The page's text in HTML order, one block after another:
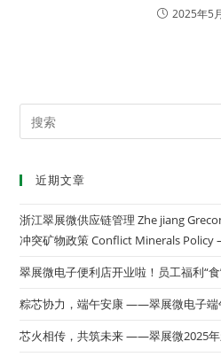
2025年5
近期文章
浙江翠展微供应链管理 Zhe jiang
冲突矿物政策 Conflict Minerals Policy –
翠展微电子便利店开业啦！员工福利“
粽芯协力，端午安康 ——翠展微电子端
芯火相传，共筑未来 ——翠展微2025